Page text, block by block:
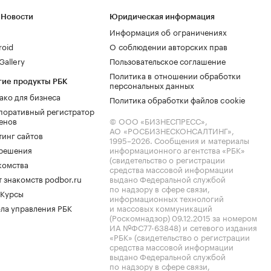
продукты РБК
для бизнеса
регистратор
сайтов
знакомств podbor.ru
управления РБК
Юридическая информация
Информация об ограничениях
О соблюдении авторских прав
Пользовательское соглашение
Политика в отношении обработки
персональных данных
Политика обработки файлов cookie
© ООО «БИЗНЕСПРЕСС»,
АО «РОСБИЗНЕСКОНСАЛТИНГ»,
1995–2026. Сообщения и материалы
информационного агентства «РБК»
(свидетельство о регистрации
средства массовой информации
выдано Федеральной службой
по надзору в сфере связи,
информационных технологий
и массовых коммуникаций
(Роскомнадзор) 09.12.2015 за номером
ИА №ФС77-63848) и сетевого издания
«РБК» (свидетельство о регистрации
средства массовой информации
выдано Федеральной службой
по надзору в сфере связи,